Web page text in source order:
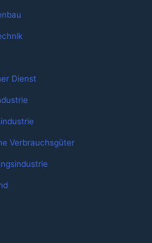
Dienst
Verbrauchsgüter